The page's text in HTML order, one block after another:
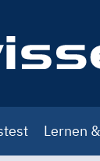
Lernen